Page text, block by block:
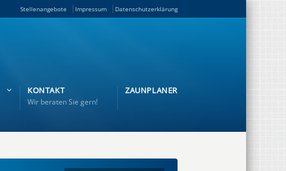
Stellenangebote Impressum Datenschutzerklärung
KONTAKT
Wir beraten Sie gern!
ZAUNPLANER